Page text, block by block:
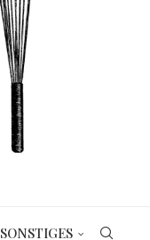
SONSTIGES